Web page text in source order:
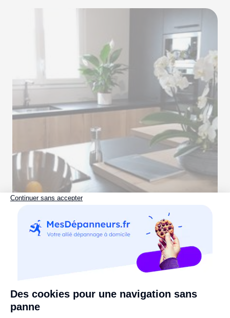
Si peu de défauts, pour autant de qualités... de quoi craquer. -